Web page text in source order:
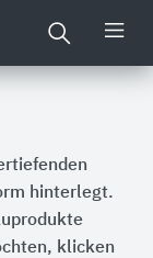
hinterlegt.
klicken